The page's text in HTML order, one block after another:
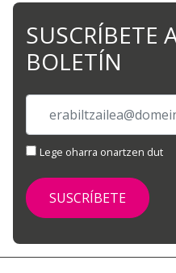
SUSCRÍBETE
BOLETÍN
Lege oharra onartzen dut